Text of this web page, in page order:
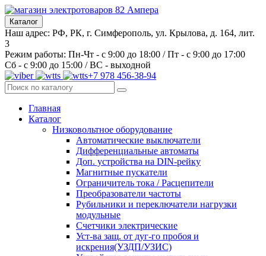
Каталог
Наш адрес: РФ, РК, г. Симферополь, ул. Крылова, д. 164, лит.
3
Режим работы: Пн-Чт - с 9:00 до 18:00 / Пт - с 9:00 до 17:00
Сб - с 9:00 до 15:00 / ВС - выходной
+7 978 456-38-94
Главная
Каталог
Низковольтное оборудование
Автоматические выключатели
Дифференциальные автоматы
Доп. устройства на DIN-рейку
Магнитные пускатели
Ограничитель тока / Расцепители
Преобразователи частоты
Рубильники и переключатели нагрузки
модульные
Счетчики электрические
Уст-ва защ. от дуг-го пробоя и
искрения(УЗДП/УЗИС)